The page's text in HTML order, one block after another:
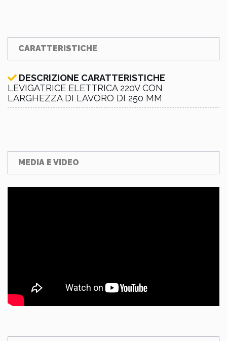
CARATTERISTICHE
DESCRIZIONE CARATTERISTICHE
LEVIGATRICE ELETTRICA 220V CON
LARGHEZZA DI LAVORO DI 250 MM
MEDIA E VIDEO